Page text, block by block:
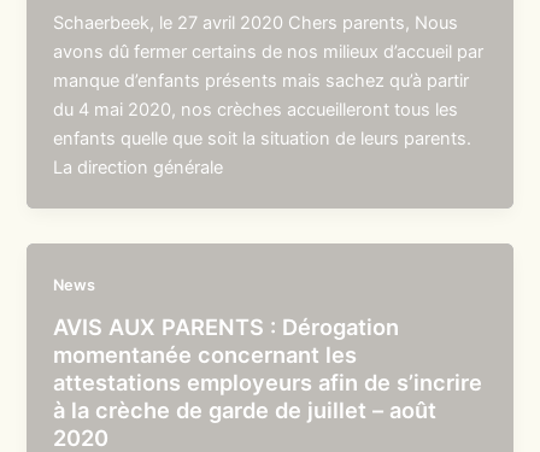
Schaerbeek, le 27 avril 2020 Chers parents, Nous
avons dû fermer certains de nos milieux d’accueil par
manque d’enfants présents mais sachez qu’à partir
du 4 mai 2020, nos crèches accueilleront tous les
enfants quelle que soit la situation de leurs parents.
La direction générale
News
AVIS AUX PARENTS : Dérogation
momentanée concernant les
attestations employeurs afin de s’incrire
à la crèche de garde de juillet – août
2020